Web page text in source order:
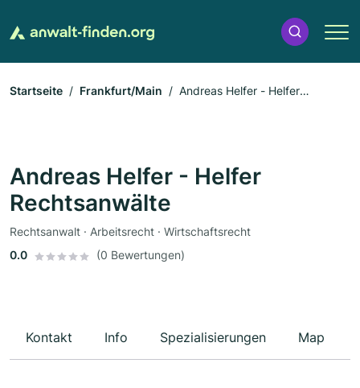
Startseite Frankfurt/Main
Andreas Helfer - Helfer
Andreas Helfer - Helfer
Rechtsanwälte
Rechtsanwalt · Arbeitsrecht · Wirtschaftsrecht
0.0
(0 Bewertungen)
Kontakt Info Spezialisierungen Map